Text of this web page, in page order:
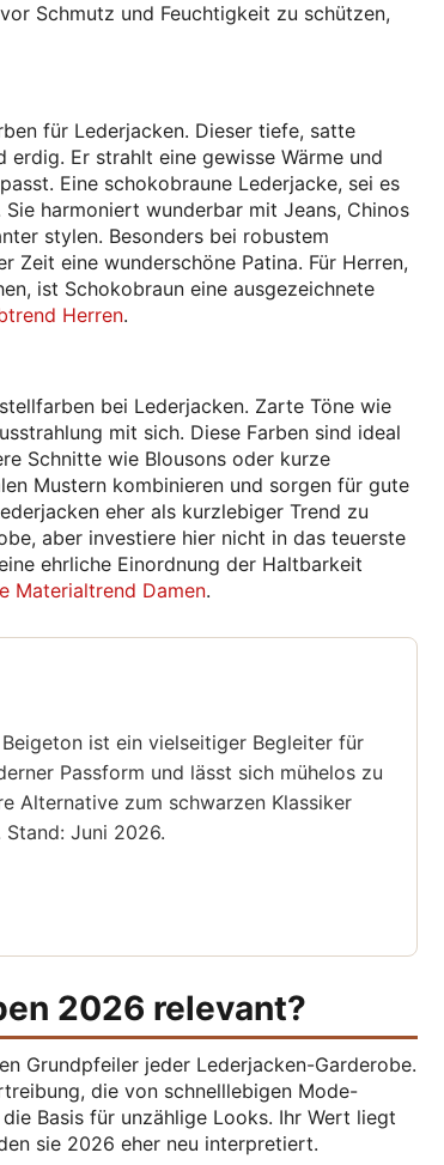
Schmutz und Feuchtigkeit zu schützen,
für Lederjacken. Dieser tiefe, satte
Er strahlt eine gewisse Wärme und
Eine schokobraune Lederjacke, sei es
harmoniert wunderbar mit Jeans, Chinos
stylen. Besonders bei robustem
eine wunderschöne Patina. Für Herren,
ist Schokobraun eine ausgezeichnete
Herren.
bei Lederjacken. Zarte Töne wie
mit sich. Diese Farben sind ideal
Schnitte wie Blousons oder kurze
Mustern kombinieren und sorgen für gute
eher als kurzlebiger Trend zu
aber investiere hier nicht in das teuerste
ehrliche Einordnung der Haltbarkeit
Materialtrend Damen.
ist ein vielseitiger Begleiter für
Passform und lässt sich mühelos zu
Alternative zum schwarzen Klassiker
Juni 2026.
2026 relevant?
Grundpfeiler jeder Lederjacken-Garderobe.
die von schnelllebigen Mode-
Basis für unzählige Looks. Ihr Wert liegt
sie 2026 eher neu interpretiert.